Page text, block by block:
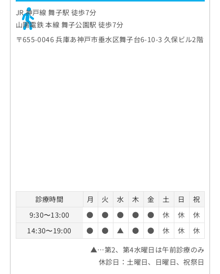
JR 神戸線 舞子駅 徒歩7分
山陽電鉄 本線 舞子公園駅 徒歩7分
〒655-0046 兵庫あ神戸市垂水区舞子台6-10-3 久保ビル2階
診療時間 月 火 水 木 金 土 日
祝
9:30〜13:00
● ● ● ● ● 休 休
休
14:30〜19:00
● ● ▲ ● ● 休 休
休
▲…第2、第4水曜日は午前診療のみ
休診日：土曜日、日曜日、祝祭日